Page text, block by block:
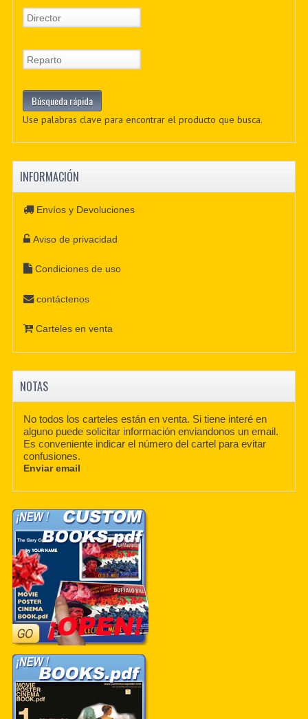
Use palabras clave para encontrar el producto que busca.
INFORMACIÓN
Envíos y Devoluciones
Aviso de privacidad
Condiciones de uso
contáctenos
Carteles en venta
NOTAS
No todos los carteles están en venta. Si tiene interé en
alguno puede solicitar información enviandonos un email.
Es conveniente indicar el número del cartel para evitar
confusiones.
Enviar email